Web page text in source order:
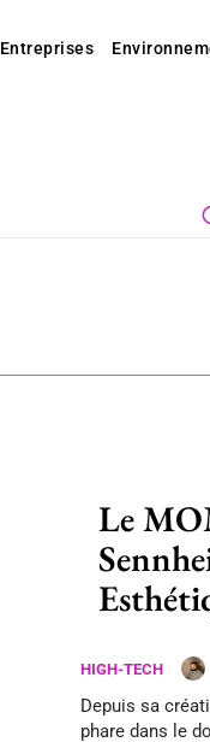
Entreprises
Le
HIGH-TECH
Depuis sa
phare dans le